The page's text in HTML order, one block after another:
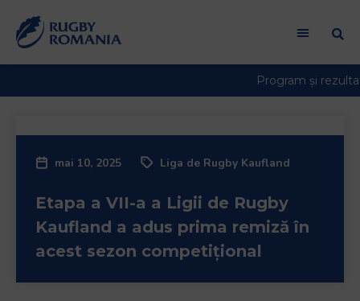
in
Accessibility
mai 10, 2025 Liga de Rugby Kaufland
Etapa a VII-a a Ligii de Rugby
Kaufland a adus prima remiză în
acest sezon competițional